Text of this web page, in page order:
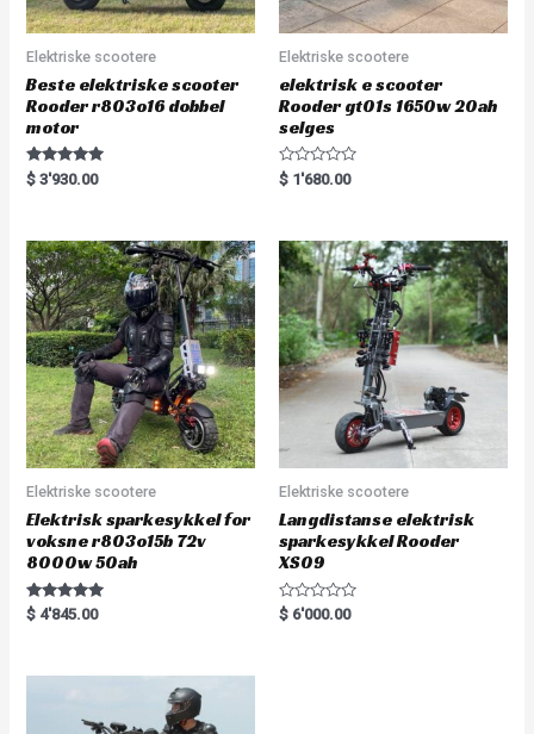
Elektriske scootere
Beste elektriske scooter
Rooder r803o16 dobbel
motor
Rated
5.00
$ 3'930.00
Elektriske scootere
elektrisk e scooter
Rooder gt01s 1650w 20ah
selges
R
a
0
o
u
t
o
f
5
$ 1'680.00
Elektriske scootere
Elektrisk sparkesykkel for
voksne r803o15b 72v
8000w 50ah
Rated
5.00
$ 4'845.00
Elektriske scootere
Langdistanse elektrisk
sparkesykkel Rooder
XS09
R
a
$ 6'000.00